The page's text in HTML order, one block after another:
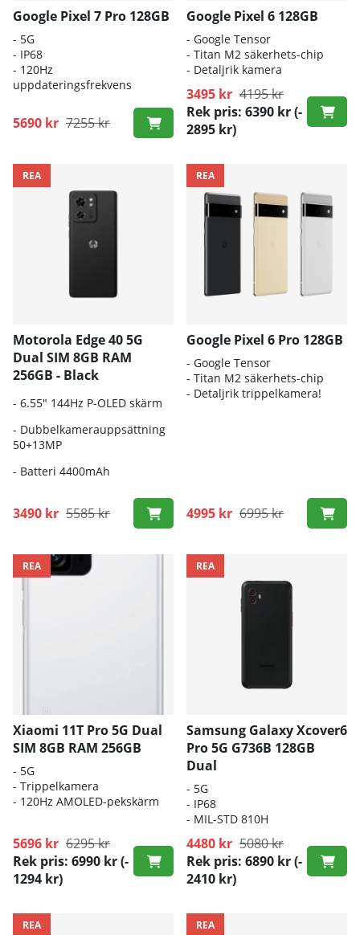
Google Pixel 7 Pro 128GB
- 5G
- IP68
- 120Hz
uppdateringsfrekvens
5690 kr 7255 kr
Google Pixel 6 128GB
- Google Tensor
- Titan M2 säkerhets-chip
- Detaljrik kamera
3495 kr 4195 kr
Rek pris: 6390 kr(-
2895 kr)
REA
Motorola Edge 40 5G
Dual SIM 8GB RAM
256GB - Black
- 6.55" 144Hz P-OLED skärm
- Dubbelkamerauppsättning
50+13MP
- Batteri 4400mAh
3490 kr 5585 kr
REA
Google Pixel 6 Pro 128GB
- Google Tensor
- Titan M2 säkerhets-chip
- Detaljrik trippelkamera!
4995 kr 6995 kr
REA
Xiaomi 11T Pro 5G Dual
SIM 8GB RAM 256GB
- 5G
- Trippelkamera
- 120Hz AMOLED-pekskärm
5696 kr 6295 kr
Rek pris: 6990 kr(-
1294 kr)
REA
Samsung Galaxy Xcover6
Pro 5G G736B 128GB
Dual
- 5G
- IP68
- MIL-STD 810H
4480 kr 5080 kr
Rek pris: 6890 kr(-
2410 kr)
REA REA